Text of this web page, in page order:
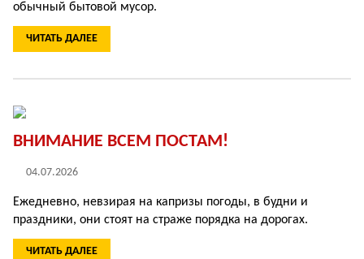
обычный бытовой мусор.
ЧИТАТЬ ДАЛЕЕ
ВНИМАНИЕ ВСЕМ ПОСТАМ!
04.07.2026
Ежедневно, невзирая на капризы погоды, в будни и
праздники, они стоят на страже порядка на дорогах.
ЧИТАТЬ ДАЛЕЕ